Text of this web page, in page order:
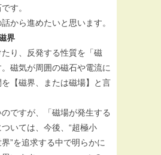
す。
から進めたいと思います。
界
り、反発する性質を「磁
磁気が周囲の磁石や電流に
【磁界、または磁場】と言
ですが、「磁場が発生する
いては、今後、“超極小
界”を追求する中で明らかに